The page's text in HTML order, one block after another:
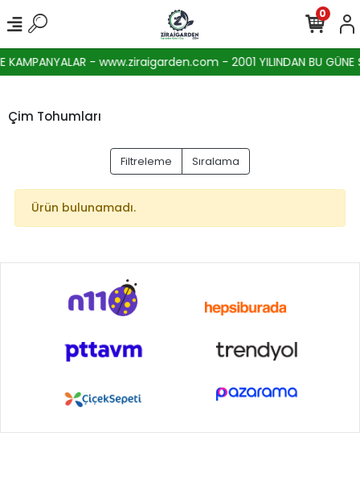
KAMPANYALAR - www.ziraigarden.com - 2001 YILINDAN BU GÜNE
0
Çim Tohumları
Filtreleme Sıralama
Ürün bulunamadı.